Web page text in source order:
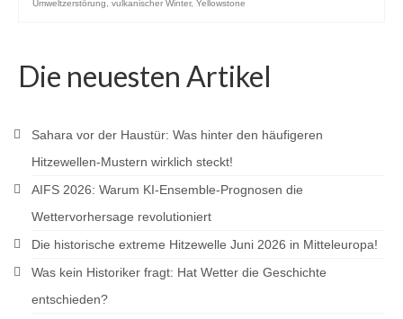
Umweltzerstörung
vulkanischer Winter, Yellowstone
Die neuesten Artikel
Sahara vor der Haustür: Was hinter den häufigeren
Hitzewellen-Mustern wirklich steckt!
AIFS 2026: Warum KI-Ensemble-Prognosen die
Wettervorhersage revolutioniert
Die historische extreme Hitzewelle Juni 2026 in Mitteleuropa!
Was kein Historiker fragt: Hat Wetter die Geschichte
entschieden?